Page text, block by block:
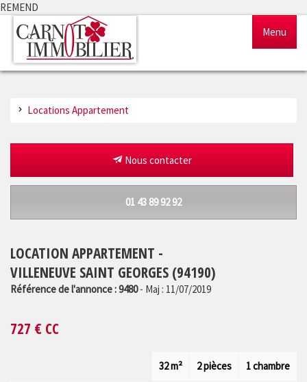
REMEND
Menu
Estimation
Locations Appartement
Nous contacter
01 43 89 92 92
LOCATION APPARTEMENT -
VILLENEUVE SAINT GEORGES (94190)
Référence de l'annonce : 9480- Maj : 11/07/2019
727 € CC
1 chambre
2 pièces
32 m²